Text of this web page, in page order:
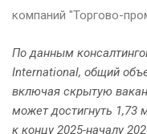
компаний "Торгово-
По данным
International, общий
включая скрытую
может достигнуть
к концу 2025-началу